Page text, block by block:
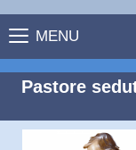
MENU
Pastore